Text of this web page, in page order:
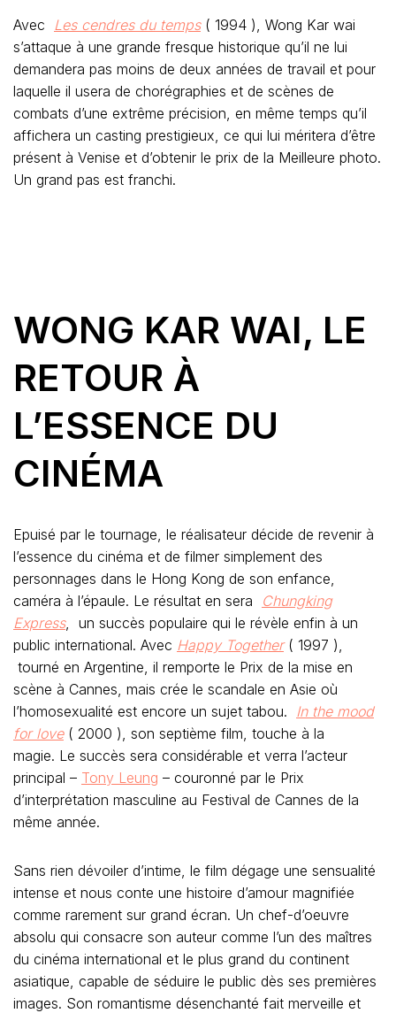
Avec Les cendres du temps( 1994 ), Wong Kar wai
s’attaque à une grande fresque historique qu’il ne lui
demandera pas moins de deux années de travail et pour
laquelle il usera de chorégraphies et de scènes de
combats d’une extrême précision, en même temps qu’il
affichera un casting prestigieux, ce qui lui méritera d’être
présent à Venise et d’obtenir le prix de la Meilleure photo.
Un grand pas est franchi.
WONG KAR WAI, LE
RETOUR À
L’ESSENCE DU
CINÉMA
Epuisé par le tournage, le réalisateur décide de revenir à
l’essence du cinéma et de filmer simplement des
personnages dans le Hong Kong de son enfance,
caméra à l’épaule. Le résultat en sera Chungking
Express, un succès populaire qui le révèle enfin à un
public international. Avec Happy Together( 1997 ),
tourné en Argentine, il remporte le Prix de la mise en
scène à Cannes, mais crée le scandale en Asie où
l’homosexualité est encore un sujet tabou. In the mood
for love( 2000 ), son septième film, touche à la
magie. Le succès sera considérable et verra l’acteur
principal – Tony Leung – couronné par le Prix
d’interprétation masculine au Festival de Cannes de la
même année.
Sans rien dévoiler d’intime, le film dégage une sensualité
intense et nous conte une histoire d’amour magnifiée
comme rarement sur grand écran. Un chef-d’oeuvre
absolu qui consacre son auteur comme l’un des maîtres
du cinéma international et le plus grand du continent
asiatique, capable de séduire le public dès ses premières
images. Son romantisme désenchanté fait merveille et